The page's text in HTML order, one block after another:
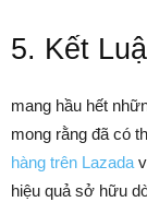
5. Kết
mang hầu hết
mong rằng đã có
hàng trên Lazada
hiệu quả sở hữu